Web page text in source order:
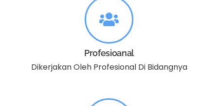
Profesioanal
Dikerjakan Oleh Profesional Di Bidangnya